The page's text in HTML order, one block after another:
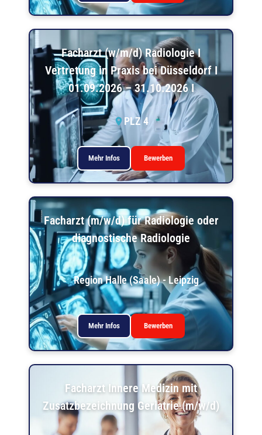
Facharzt (w/m/d) Radiologie I
Vertretung in Praxis bei Düsseldorf I
01.09.2026 – 31.10.2026 I
PLZ 4
Mehr Infos Bewerben
Facharzt (m/w/d) für Radiologie oder
diagnostische Radiologie
Region Halle (Saale) - Leipzig
Mehr Infos Bewerben
Facharzt Innere Medizin mit
Zusatzbezeichnung Geriatrie (m/w/d)